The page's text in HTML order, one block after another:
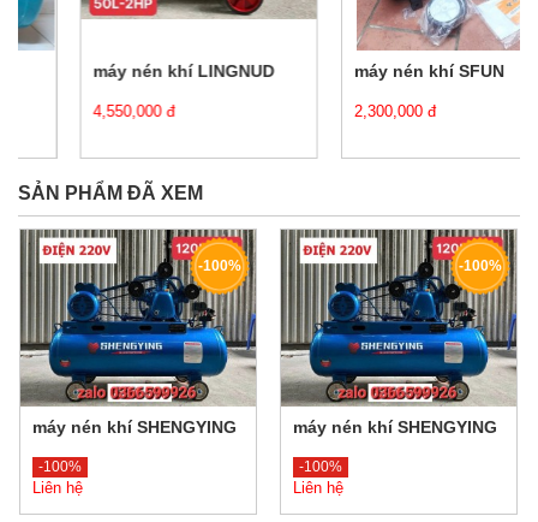
máy nén khí LINGNUD
4,550,000 đ
máy nén khí SFUN
2,300,000 đ
SẢN PHẨM ĐÃ XEM
-100%
máy nén khí SHENGYING
-100%
Liên hệ
-100%
máy nén khí SHENGYING
-100%
Liên hệ